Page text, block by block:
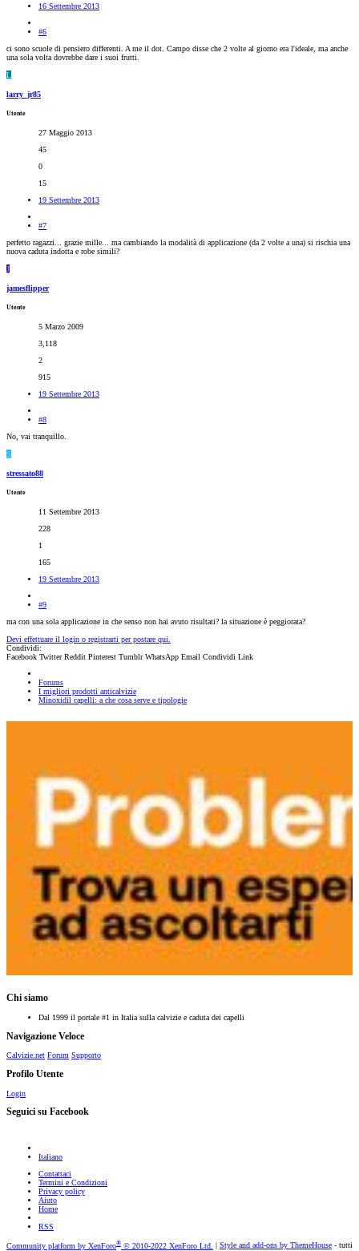
16 Settembre 2013
#6
ci sono scuole di pensiero differenti. A me il dot. Campo disse che 2 volte al giorno era l'ideale, ma anche
una sola volta dovrebbe dare i suoi frutti.
L
larry_jr85
Utente
27 Maggio 2013
45
0
15
19 Settembre 2013
#7
perfetto ragazzi... grazie mille... ma cambiando la modalità di applicazione (da 2 volte a una) si rischia una
nuova caduta indotta e robe simili?
J
jamesflipper
Utente
5 Marzo 2009
3,118
2
915
19 Settembre 2013
#8
No, vai tranquillo.
S
stressato88
Utente
11 Settembre 2013
228
1
165
19 Settembre 2013
#9
ma con una sola applicazione in che senso non hai avuto risultati? la situazione è peggiorata?
Devi effettuare il login o registrarti per postare qui.
Condividi:
Facebook Twitter Reddit Pinterest Tumblr WhatsApp Email Condividi Link
Forums
I migliori prodotti anticalvizie
Minoxidil capelli: a che cosa serve e tipologie
Chi siamo
Dal 1999 il portale #1 in Italia sulla calvizie e caduta dei capelli
Navigazione Veloce
Calvizie.net Forum Supporto
Profilo Utente
Login
Seguici su Facebook
Italiano
Contattaci
Termini e Condizioni
Privacy policy
Aiuto
Home
RSS
Community platform by XenForo® © 2010-2022 XenForo Ltd. Style and add-ons by ThemeHouse - tutti